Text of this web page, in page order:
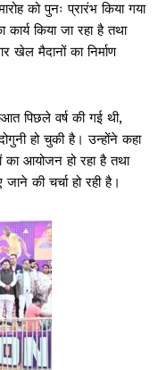
को पुनः प्रारंभ किया गया
किया जा रहा है तथा
खेल मैदानों का निर्माण
पिछले वर्ष की गई थी,
हो चुकी है। उन्होंने कहा
का आयोजन हो रहा है तथा
की चर्चा हो रही है।